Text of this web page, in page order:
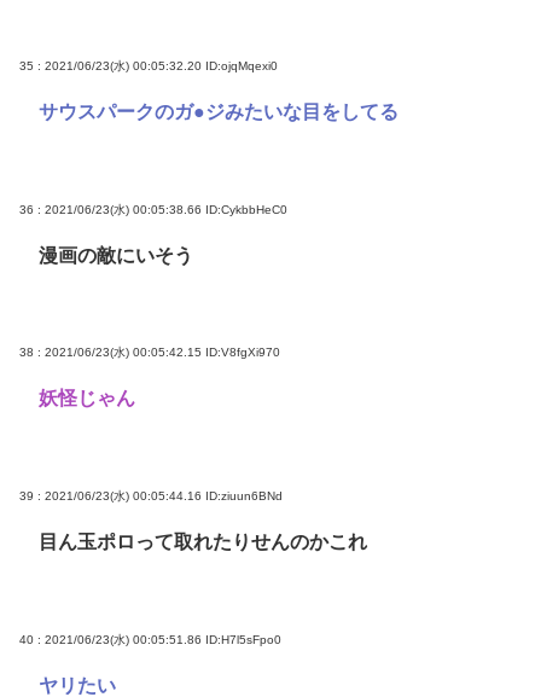
35 : 2021/06/23(水) 00:05:32.20 ID:ojqMqexi0
サウスパークのガ●ジみたいな目をしてる
36 : 2021/06/23(水) 00:05:38.66 ID:CykbbHeC0
漫画の敵にいそう
38 : 2021/06/23(水) 00:05:42.15 ID:V8fgXi970
妖怪じゃん
39 : 2021/06/23(水) 00:05:44.16 ID:ziuun6BNd
目ん玉ポロって取れたりせんのかこれ
40 : 2021/06/23(水) 00:05:51.86 ID:H7l5sFpo0
ヤリたい